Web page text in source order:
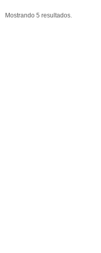
Mostrando 5 resultados.